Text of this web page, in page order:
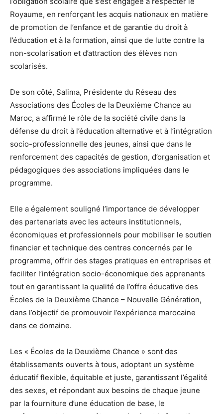
Royaume, en renforçant les acquis nationaux en matière
de promotion de l’enfance et de garantie du droit à
l’éducation et à la formation, ainsi que de lutte contre la
non-scolarisation et d’attraction des élèves non
scolarisés.
De son côté, Salima, Présidente du Réseau des
Associations des Écoles de la Deuxième Chance au
Maroc, a affirmé le rôle de la société civile dans la
défense du droit à l’éducation alternative et à l’intégration
socio-professionnelle des jeunes, ainsi que dans le
renforcement des capacités de gestion, d’organisation et
pédagogiques des associations impliquées dans le
programme.
Elle a également souligné l’importance de développer
des partenariats avec les acteurs institutionnels,
économiques et professionnels pour mobiliser le soutien
financier et technique des centres concernés par le
programme, offrir des stages pratiques en entreprises et
faciliter l’intégration socio-économique des apprenants
tout en garantissant la qualité de l’offre éducative des
Écoles de la Deuxième Chance – Nouvelle Génération,
dans l’objectif de promouvoir l’expérience marocaine
dans ce domaine.
Les « Écoles de la Deuxième Chance » sont des
établissements ouverts à tous, adoptant un système
éducatif flexible, équitable et juste, garantissant l’égalité
des sexes, et répondant aux besoins de chaque jeune
par la fourniture d’une éducation de base, le